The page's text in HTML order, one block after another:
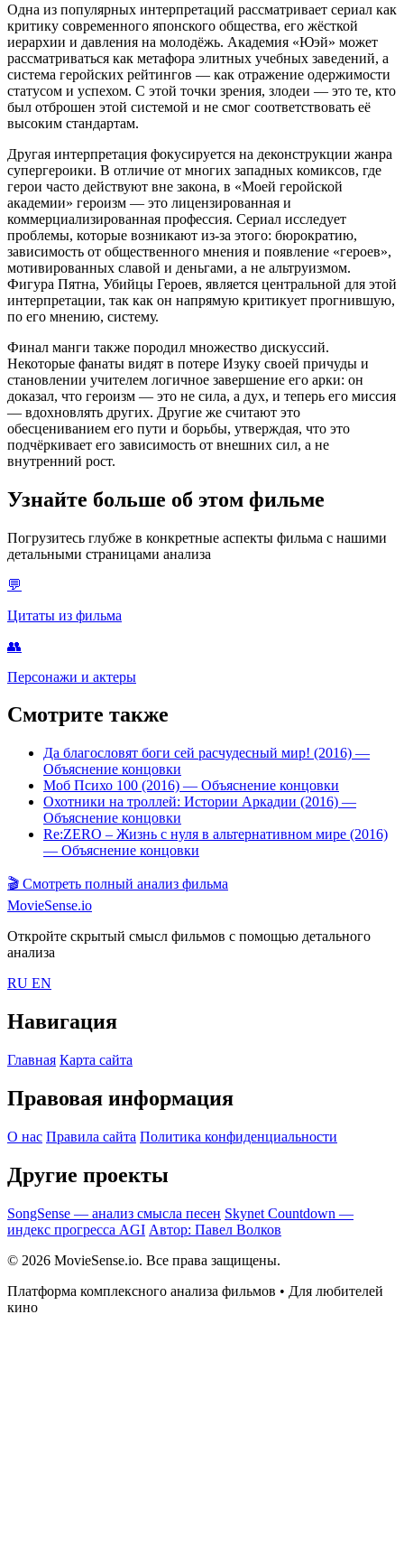
Одна из популярных интерпретаций рассматривает сериал как
критику современного японского общества, его жёсткой
иерархии и давления на молодёжь. Академия «Юэй» может
рассматриваться как метафора элитных учебных заведений, а
система геройских рейтингов — как отражение одержимости
статусом и успехом. С этой точки зрения, злодеи — это те, кто
был отброшен этой системой и не смог соответствовать её
высоким стандартам.
Другая интерпретация фокусируется на деконструкции жанра
супергероики. В отличие от многих западных комиксов, где
герои часто действуют вне закона, в «Моей геройской
академии» героизм — это лицензированная и
коммерциализированная профессия. Сериал исследует
проблемы, которые возникают из-за этого: бюрократию,
зависимость от общественного мнения и появление «героев»,
мотивированных славой и деньгами, а не альтруизмом.
Фигура Пятна, Убийцы Героев, является центральной для этой
интерпретации, так как он напрямую критикует прогнившую,
по его мнению, систему.
Финал манги также породил множество дискуссий.
Некоторые фанаты видят в потере Изуку своей причуды и
становлении учителем логичное завершение его арки: он
доказал, что героизм — это не сила, а дух, и теперь его миссия
— вдохновлять других. Другие же считают это
обесцениванием его пути и борьбы, утверждая, что это
подчёркивает его зависимость от внешних сил, а не
внутренний рост.
Узнайте больше об этом фильме
Погрузитесь глубже в конкретные аспекты фильма с нашими
детальными страницами анализа
💬
Цитаты из фильма
👥
Персонажи и актеры
Смотрите также
Да благословят боги сей расчудесный мир! (2016) —
Объяснение концовки
Моб Психо 100 (2016) — Объяснение концовки
Охотники на троллей: Истории Аркадии (2016) —
Объяснение концовки
Re:ZERO – Жизнь с нуля в альтернативном мире (2016)
— Объяснение концовки
🎬 Смотреть полный анализ фильма
MovieSense.io
Откройте скрытый смысл фильмов с помощью детального
анализа
RU EN
Навигация
Главная Карта сайта
Правовая информация
О нас Правила сайта Политика конфиденциальности
Другие проекты
SongSense — анализ смысла песен Skynet Countdown —
индекс прогресса AGI Автор: Павел Волков
© 2026 MovieSense.io. Все права защищены.
Платформа комплексного анализа фильмов • Для любителей
кино